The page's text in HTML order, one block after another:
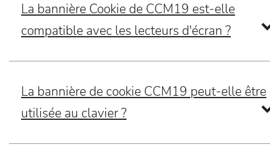
La bannière Cookie de CCM19 est-elle
compatible avec les lecteurs d'écran ?
La bannière de cookie CCM19 peut-elle être
utilisée au clavier ?